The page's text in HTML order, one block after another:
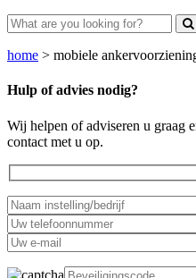
home > mobiele
Hulp of advies nodig?
Wij helpen of adviseren u graag
contact met u op.